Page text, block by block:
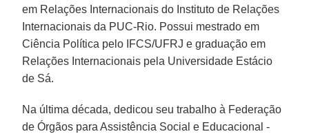
em Relações Internacionais do Instituto de Relações
Internacionais da PUC-Rio. Possui mestrado em
Ciência Política pelo IFCS/UFRJ e graduação em
Relações Internacionais pela Universidade Estácio
de Sá.
Na última década, dedicou seu trabalho à Federação
de Órgãos para Assistência Social e Educacional -